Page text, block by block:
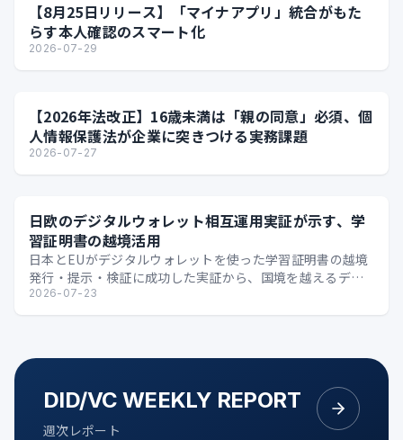
【8月25日リリース】「マイナアプリ」統合がもた
らす本人確認のスマート化
2026-07-29
【2026年法改正】16歳未満は「親の同意」必須、個
人情報保護法が企業に突きつける実務課題
2026-07-27
日欧のデジタルウォレット相互運用実証が示す、学
習証明書の越境活用
日本とEUがデジタルウォレットを使った学習証明書の越境
発行・提示・検証に成功した実証から、国境を越えるデジ
タル証明の可能性を整理します。
2026-07-23
DID/VC WEEKLY REPORT
週次レポート